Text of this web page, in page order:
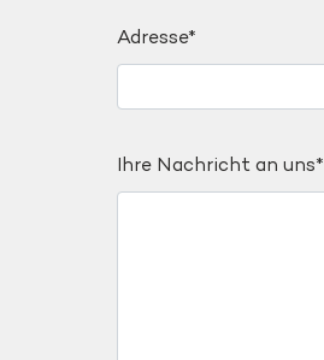
Adresse*
Ihre Nachricht an uns*